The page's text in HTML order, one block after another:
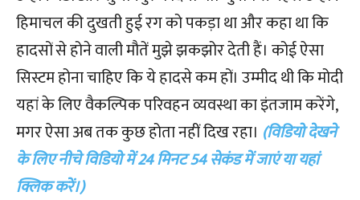
हिमाचल की दुखती हुई रग को पकड़ा था और कहा था कि
हादसों से होने वाली मौतें मुझे झकझोर देती हैं। कोई ऐसा
सिस्टम होना चाहिए कि ये हादसे कम हों। उम्मीद थी कि मोदी
यहां के लिए वैकल्पिक परिवहन व्यवस्था का इंतजाम करेंगे,
मगर ऐसा अब तक कुछ होता नहीं दिख रहा। (विडियो देखने
के लिए नीचे विडियो में 24 मिनट 54 सेकंड में जाएं या यहां
क्लिक करें।)